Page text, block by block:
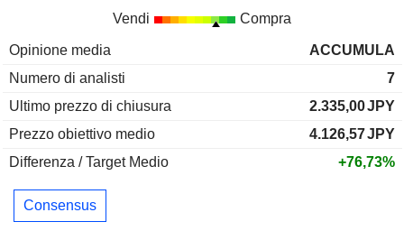
Vendi Compra
Opinione media
ACCUMULA
Numero di analisti
7
Ultimo prezzo di chiusura
2.335,00JPY
Prezzo obiettivo medio
4.126,57JPY
Differenza / Target Medio
+76,73%
Consensus